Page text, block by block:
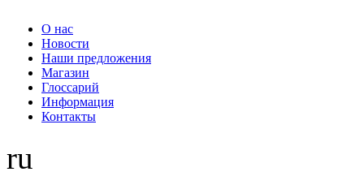
О нас
Новости
Наши предложения
Магазин
Глоссарий
Информация
Контакты
ru